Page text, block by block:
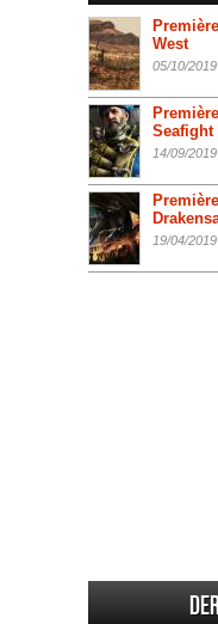
West
05/10/
Seafight
14/09/
19/04/